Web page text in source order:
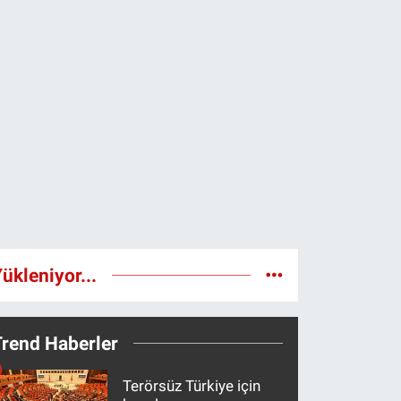
Haberler
Terörsüz Türkiye için